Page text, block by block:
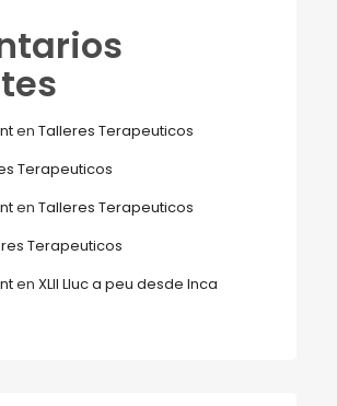
en Talleres Terapeuticos
Terapeuticos
en Talleres Terapeuticos
Terapeuticos
en XLII Lluc a peu desde Inca